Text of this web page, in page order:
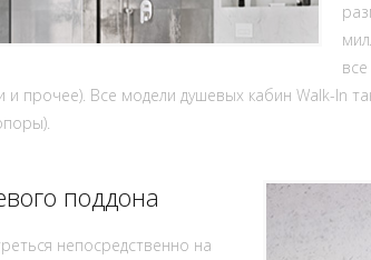
и прочее). Все модели душевых кабин Walk-In
поддона
непосредственно на